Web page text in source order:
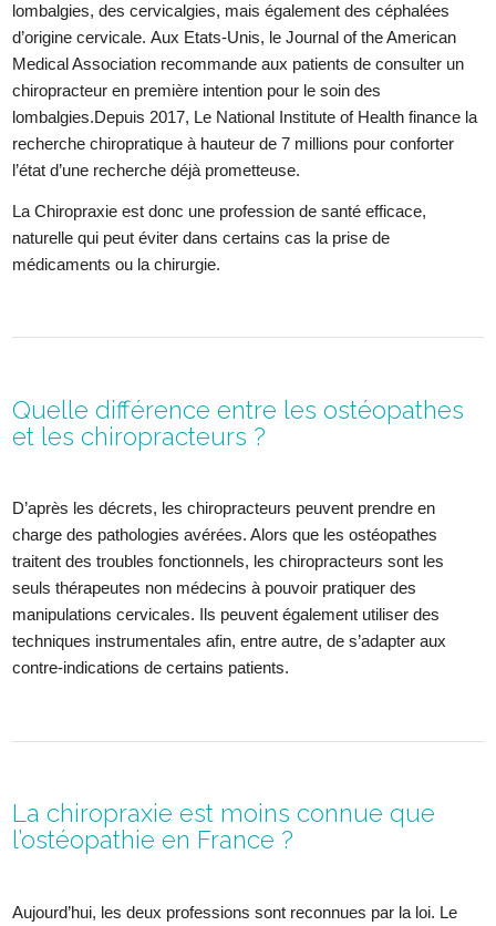
lombalgies, des cervicalgies, mais également des céphalées
d’origine cervicale. Aux Etats-Unis, le Journal of the American
Medical Association recommande aux patients de consulter un
chiropracteur en première intention pour le soin des
lombalgies.Depuis 2017, Le National Institute of Health finance la
recherche chiropratique à hauteur de 7 millions pour conforter
l’état d’une recherche déjà prometteuse.
La Chiropraxie est donc une profession de santé efficace,
naturelle qui peut éviter dans certains cas la prise de
médicaments ou la chirurgie.
Quelle différence entre les ostéopathes
et les chiropracteurs ?
D’après les décrets, les chiropracteurs peuvent prendre en
charge des pathologies avérées. Alors que les ostéopathes
traitent des troubles fonctionnels, les chiropracteurs sont les
seuls thérapeutes non médecins à pouvoir pratiquer des
manipulations cervicales. Ils peuvent également utiliser des
techniques instrumentales afin, entre autre, de s’adapter aux
contre-indications de certains patients.
La chiropraxie est moins connue que
l’ostéopathie en France ?
Aujourd’hui, les deux professions sont reconnues par la loi. Le